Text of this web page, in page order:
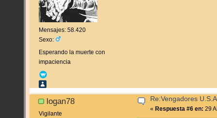
Mensajes: 58.420
Sexo:
Esperando la muerte con
impaciencia
logan78
Vigilante
Re:Vengadores
« Respuesta #6 en: 29